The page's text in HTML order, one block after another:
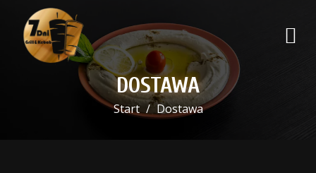
DOSTAWA
Start Dostawa